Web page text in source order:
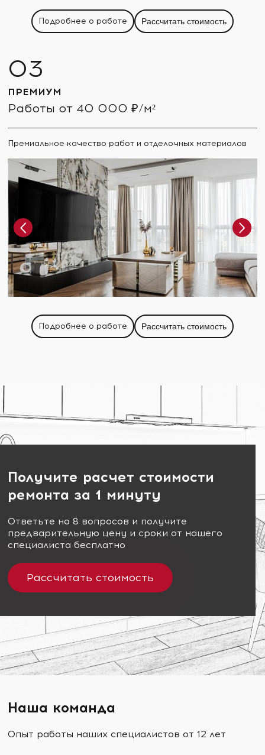
Подробнее о работе Рассчитать стоимость
ПРЕМИУМ
Работы от 40 000 ₽/м²
Премиальное качество работ и отделочных материалов
Подробнее о работе Рассчитать стоимость
Получите расчет стоимости
ремонта за 1 минуту
Ответьте на 8 вопросов и получите
предварительную цену и сроки от нашего
специалиста бесплатно
Рассчитать стоимость
Наша команда
Опыт работы наших специалистов от 12 лет